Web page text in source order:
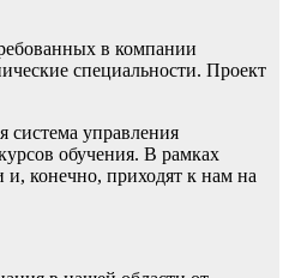
в компании
специальности. Проект
система управления
обучения. В рамках
конечно, приходят к нам на